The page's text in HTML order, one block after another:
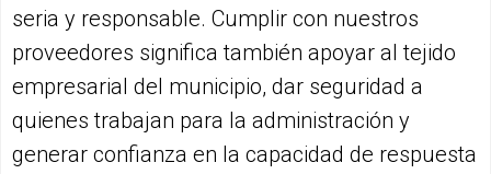
seria y responsable. Cumplir con nuestros
proveedores significa también apoyar al tejido
empresarial del municipio, dar seguridad a
quienes trabajan para la administración y
generar confianza en la capacidad de respuesta